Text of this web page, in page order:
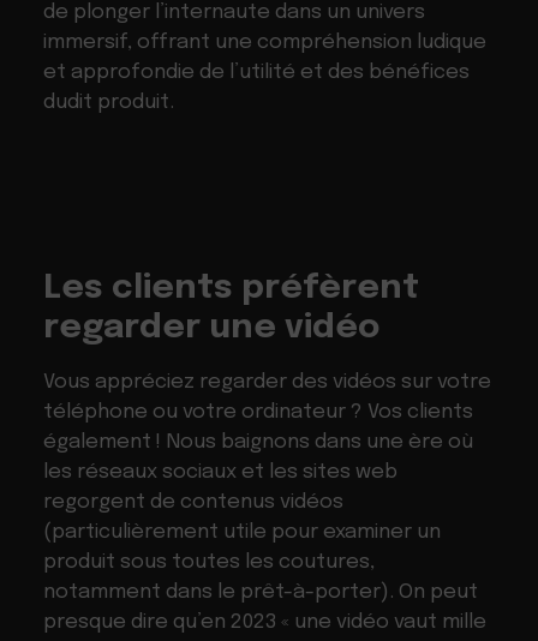
de plonger l’internaute dans un univers
immersif, offrant une compréhension ludique
et approfondie de l’utilité et des bénéfices
dudit produit.
Les clients préfèrent
regarder une vidéo
Vous appréciez regarder des vidéos sur votre
téléphone ou votre ordinateur ? Vos clients
également ! Nous baignons dans une ère où
les réseaux sociaux et les sites web
regorgent de contenus vidéos
(particulièrement utile pour examiner un
produit sous toutes les coutures,
notamment dans le prêt-à-porter). On peut
presque dire qu’en 2023 « une vidéo vaut mille